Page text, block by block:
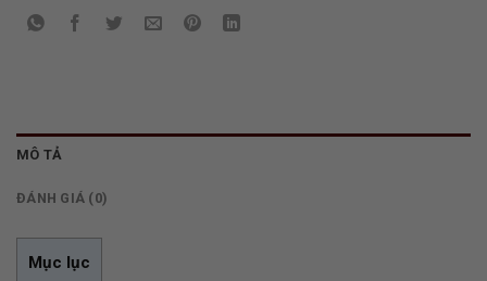
MÔ TẢ
ĐÁNH GIÁ (0)
Mục lục